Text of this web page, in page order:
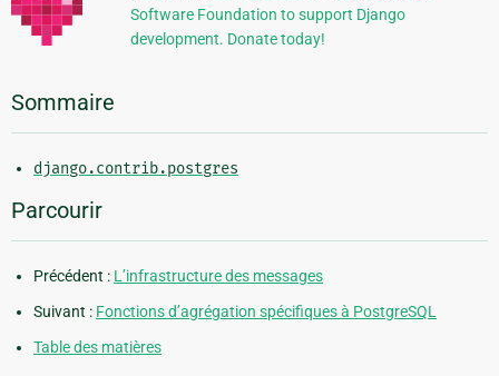
Software Foundation to support Django
development. Donate today!
Sommaire
django.contrib.postgres
Parcourir
Précédent : L’infrastructure des messages
Suivant : Fonctions d’agrégation spécifiques à PostgreSQL
Table des matières